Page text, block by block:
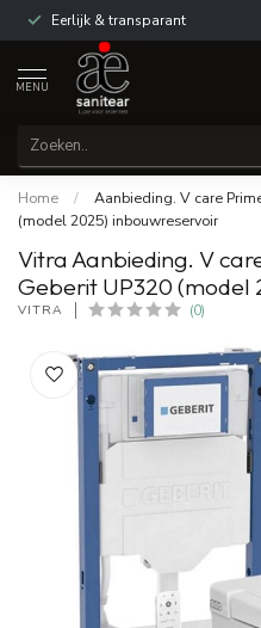
Reviews van klanten: 9/10
MENU
Home /
Aanbieding. V care
(model 2025) inbouwreservoir
Vitra Aanbieding. V
Geberit UP320 (model
VITRA (0)